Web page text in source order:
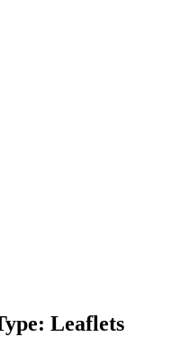
Leaflets